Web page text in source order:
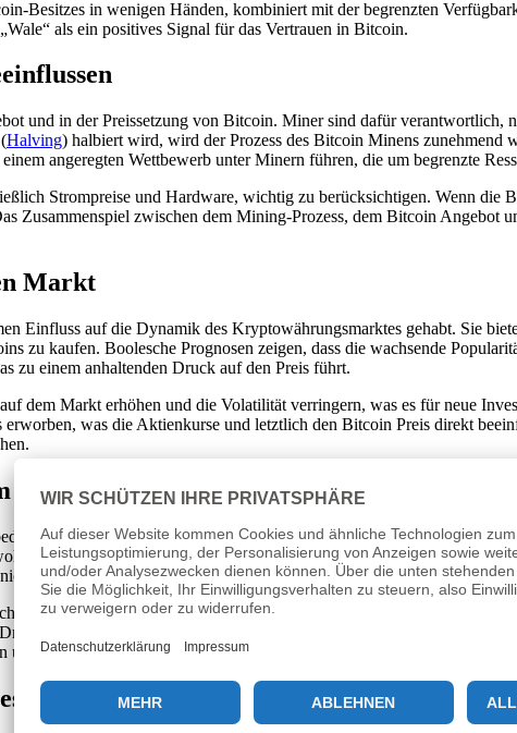
Besitzes in wenigen Händen, kombiniert mit der begrenzten
als ein positives Signal für das Vertrauen in Bitcoin.
und in der Preissetzung von Bitcoin. Miner sind dafür verantwortlich,
Halving) halbiert wird, wird der Prozess des Bitcoin Minens zunehmend
angeregten Wettbewerb unter Minern führen, die um begrenzte
Strompreise und Hardware, wichtig zu berücksichtigen. Wenn die
Zusammenspiel zwischen dem Mining-Prozess, dem Bitcoin
Markt
Einfluss auf die Dynamik des Kryptowährungsmarktes gehabt. Sie
zu kaufen. Boolesche Prognosen zeigen, dass die wachsende
zu einem anhaltenden Druck auf den Preis führt.
dem Markt erhöhen und die Volatilität verringern, was es für neue
was die Aktienkurse und letztlich den Bitcoin Preis direkt
Bitcoin-Ökosystem
Teil des Bitcoin-Ökosystems, da sie zu einer stabilen Basis
als Abstimmung für das Vertrauen als auch als Beruhigung für neue
abzugeben.
Bitcoins wird oft als ein zweischneidiges Schwert gesehen.
erzeugen, der in Zeiten großer Nachfrage zu höheren Preisen
und der Angebotsgrenze von Bitcoin.
und seine Auswirkungen